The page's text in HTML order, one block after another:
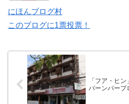
にほんブログ村
このブログに1票投票！
「フア・ヒ
バーンパープ